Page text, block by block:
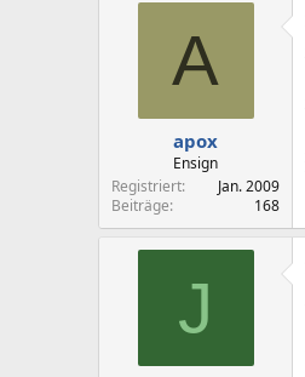
A
apox
Ensign
Registriert
Jan. 2009
Beiträge
168
J